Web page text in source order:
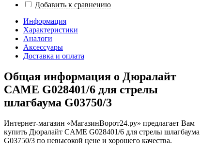
Добавить к сравнению
Информация
Характеристики
Аналоги
Аксессуары
Доставка и оплата
Общая информация о Дюралайт
CAME G028401/6 для стрелы
шлагбаума G03750/3
Интернет-магазин «МагазинВорот24.ру» предлагает Вам
купить Дюралайт CAME G028401/6 для стрелы шлагбаума
G03750/3 по невысокой цене и хорошего качества.